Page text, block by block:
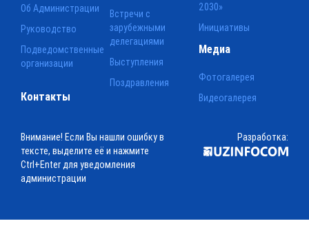
Встречи с
зарубежными
делегациями
Выступления
Поздравления
2030»
Инициативы
Об Администрации
Руководство
Подведомственные
организации
Медиа
Фотогалерея
Видеогалерея
Контакты
Внимание! Если Вы нашли ошибку в
тексте, выделите её и нажмите
Ctrl+Enter для уведомления
администрации
Разработка: